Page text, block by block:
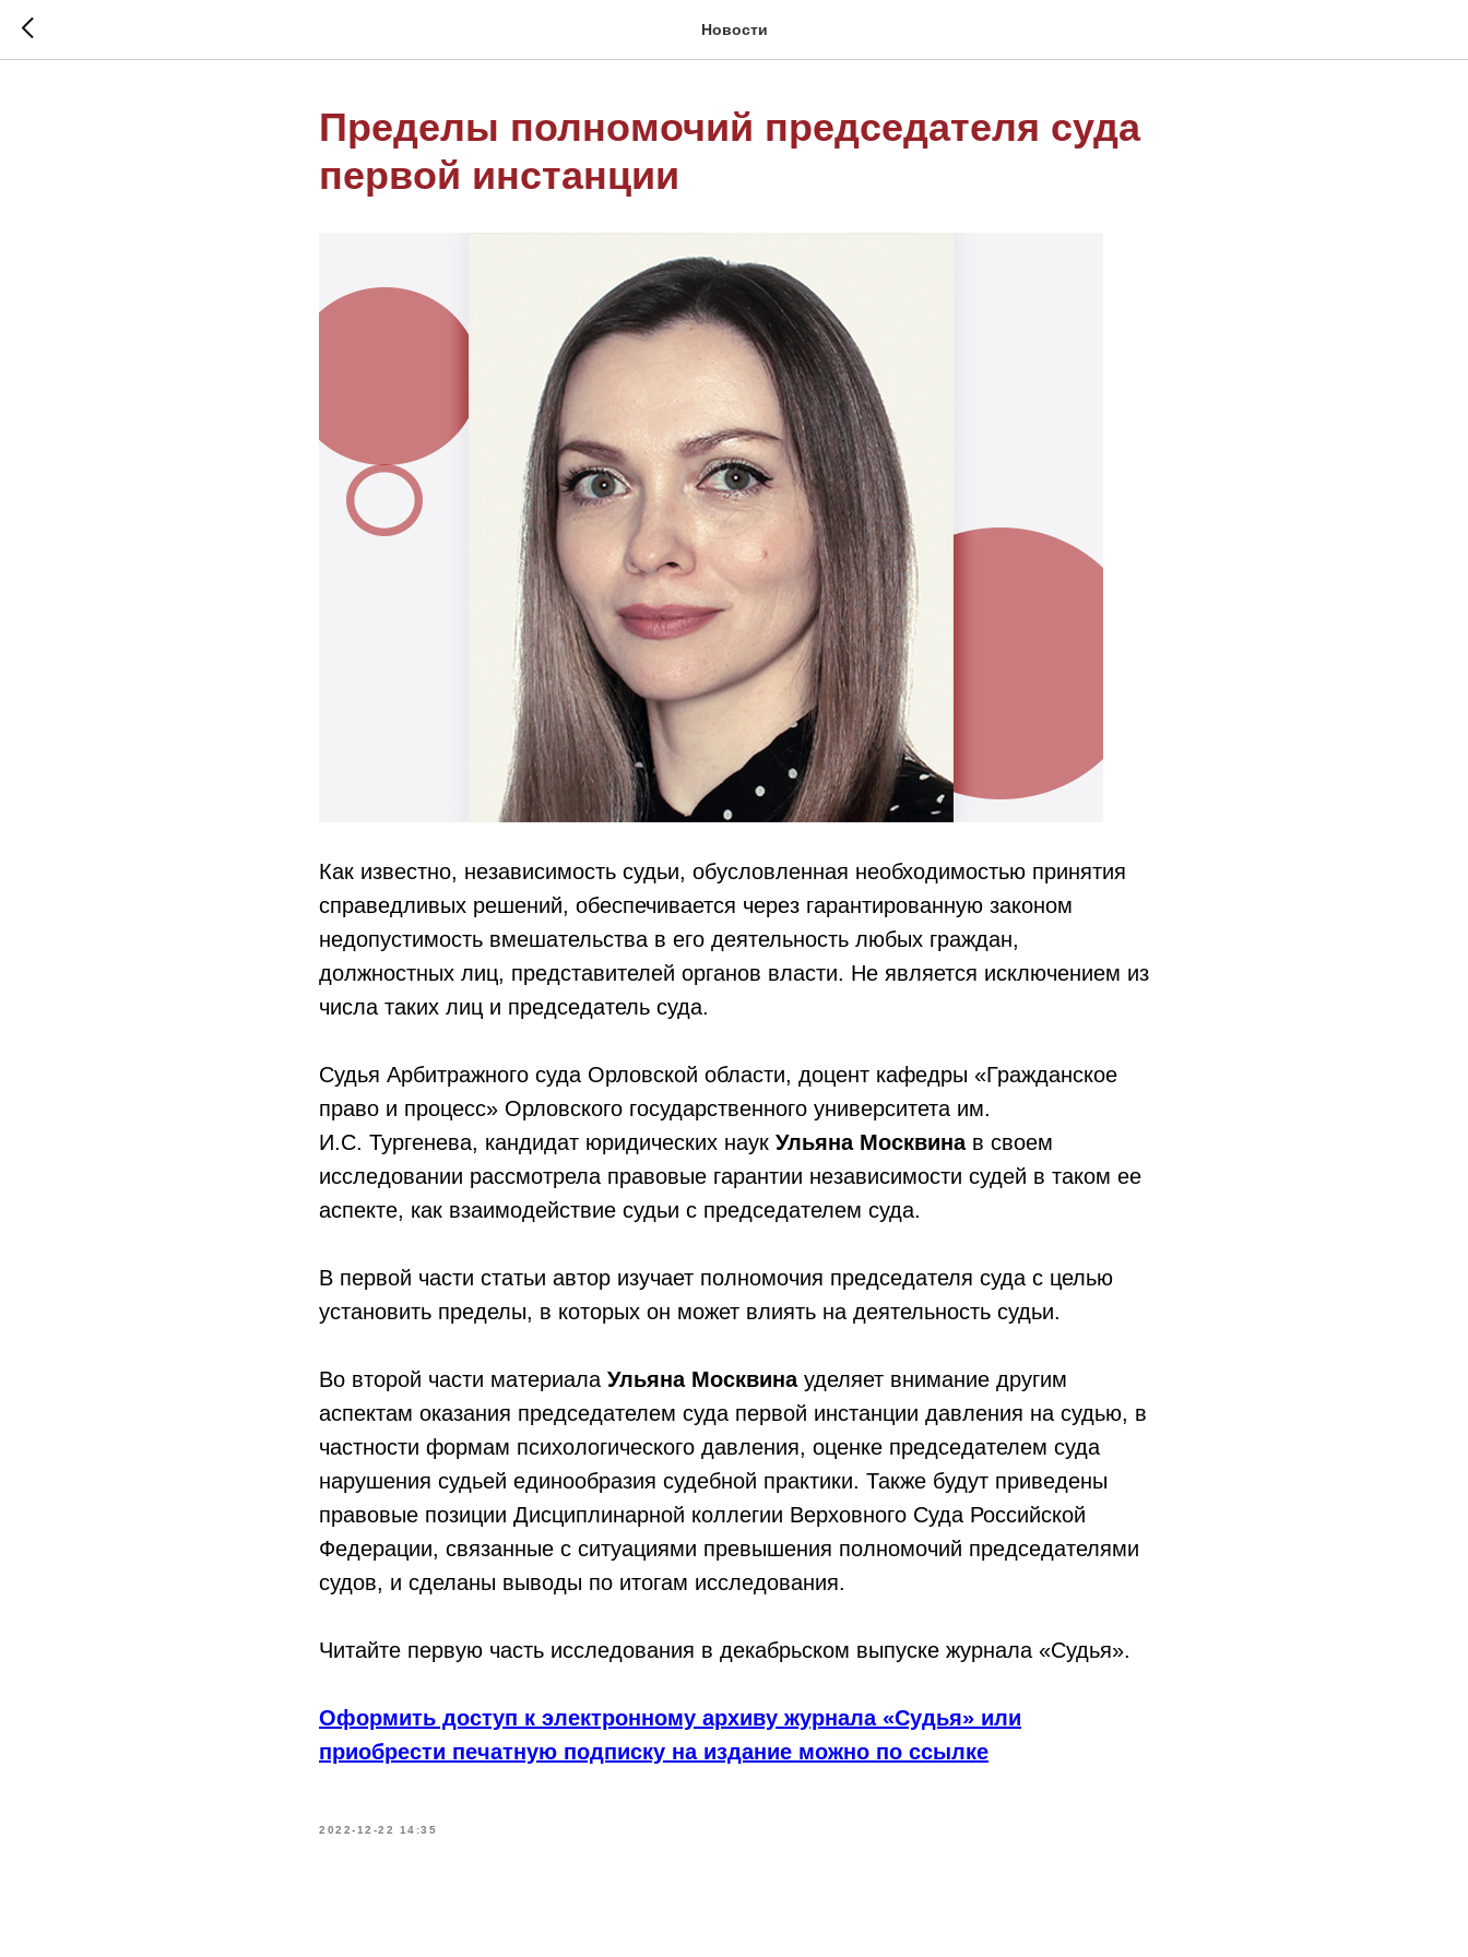
Новости
Пределы полномочий председателя суда
первой инстанции
Как известно, независимость судьи, обусловленная необходимостью принятия
справедливых решений, обеспечивается через гарантированную законом
недопустимость вмешательства в его деятельность любых граждан,
должностных лиц, представителей органов власти. Не является исключением из
числа таких лиц и председатель суда.
Судья Арбитражного суда Орловской области, доцент кафедры «Гражданское
право и процесс» Орловского государственного университета им.
И.С. Тургенева, кандидат юридических наук Ульяна Москвинав своем
исследовании рассмотрела правовые гарантии независимости судей в таком ее
аспекте, как взаимодействие судьи с председателем суда.
В первой части статьи автор изучает полномочия председателя суда с целью
установить пределы, в которых он может влиять на деятельность судьи.
Во второй части материала Ульяна Москвинауделяет внимание другим
аспектам оказания председателем суда первой инстанции давления на судью, в
частности формам психологического давления, оценке председателем суда
нарушения судьей единообразия судебной практики. Также будут приведены
правовые позиции Дисциплинарной коллегии Верховного Суда Российской
Федерации, связанные с ситуациями превышения полномочий председателями
судов, и сделаны выводы по итогам исследования.
Читайте первую часть исследования в декабрьском выпуске журнала «Судья».
Оформить доступ к электронному архиву журнала «Судья» или
приобрести печатную подписку на издание можно по ссылке
2022-12-22 14:35